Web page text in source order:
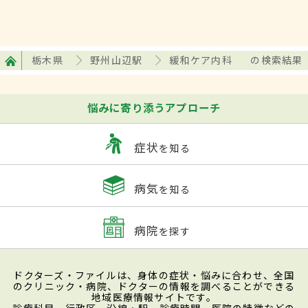
栃木県 野州山辺駅 緩和ケア内科 の検索結果
悩みに寄り添うアプローチ
症状を知る
病気を知る
病院を探す
ドクターズ・ファイルは、身体の症状・悩みに合わせ、全国
のクリニック・病院、ドクターの情報を調べることができる
地域医療情報サイトです。